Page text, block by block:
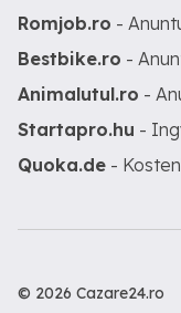
Romjob.ro -
Bestbike.ro -
Animalutul.ro -
Startapro.hu -
Quoka.de -
© 2026 Cazare24.ro